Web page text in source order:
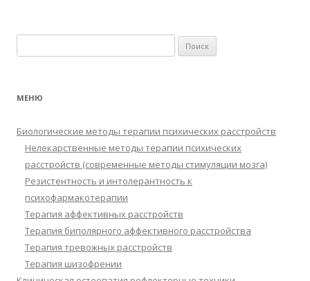
МЕНЮ
Биологические методы терапии психических расстройств
Нелекарственные методы терапии психических
расстройств (современные методы стимуляции мозга)
Резистентность и интолерантность к
психофармакотерапии
Терапия аффективных расстройств
Терапия биполярного аффективного расстройства
Терапия тревожных расстройств
Терапия шизофрении